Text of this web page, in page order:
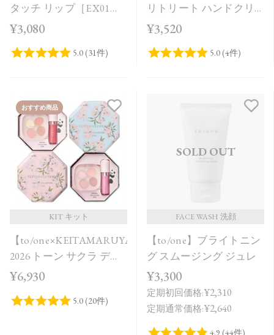
タッチ リップ［EX01～
EX03］＜限定品＞
¥3,080
リトリート ハンドクリ
ーム＜限定品＞
¥3,520
おすすめ商品
KIT キット
【to/one×KEITAMARUYAMA】
2026 トーン サクラ デュ
オ［A,B］＜限定品＞
¥6,930
SOLD OUT
FACE WASH 洗顔
【to/one】ブライトニン
グ スムージング ジュレ
¥3,300
定期初回価格:¥2,310
定期通常価格:¥2,640